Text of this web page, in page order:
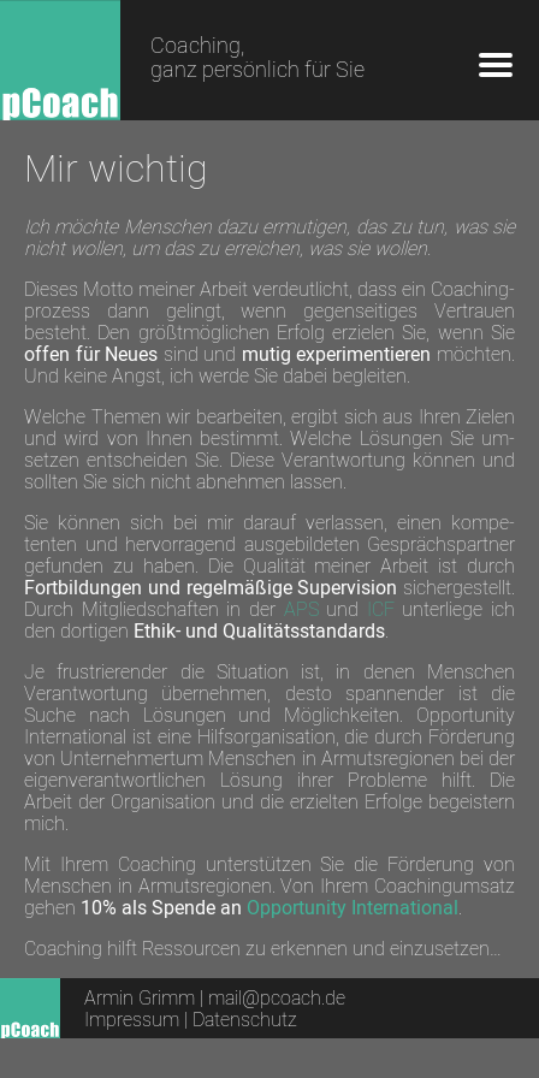
Coaching,
ganz persönlich für Sie
Mir wichtig
Ich möchte Menschen dazu ermutigen, das zu tun, was sie
nicht wollen, um das zu erreichen, was sie wollen.
Dieses Motto meiner Arbeit verdeutlicht, dass ein Coaching­
prozess dann gelingt, wenn gegen­seitiges Vertrauen
besteht. Den größt­möglichen Erfolg erzielen Sie, wenn Sie
offen für Neues sind und mutig experimen­tieren möchten.
Und keine Angst, ich werde Sie dabei begleiten.
Welche Themen wir bearbeiten, ergibt sich aus Ihren Zielen
und wird von Ihnen be­stimmt. Welche Lösungen Sie um­
setzen ent­scheiden Sie. Diese Ver­ant­wortung können und
sollten Sie sich nicht ab­nehmen lassen.
Sie können sich bei mir darauf verlassen, einen kompe­
tenten und hervor­ragend aus­gebildeten Gesprächs­partner
gefunden zu haben. Die Qualität meiner Arbeit ist durch
Fort­bildungen und regelmäßige Super­vision sichergestellt.
Durch Mit­glied­schaften in der APS und ICF unterliege ich
den dortigen Ethik- und Qualitäts­standards.
Je frustrierender die Situation ist, in denen Menschen
Verant­wortung über­nehmen, desto spannender ist die
Suche nach Lösungen und Möglich­keiten. Opportunity
International ist eine Hilfs­organisation, die durch Förderung
von Unternehmer­tum Menschen in Armuts­regionen bei der
eigen­verant­wort­lichen Lösung ihrer Probleme hilft. Die
Arbeit der Organisation und die erzielten Erfolge begeis­tern
mich.
Mit Ihrem Coaching unter­stützen Sie die Förderung von
Menschen in Armuts­regionen. Von Ihrem Coaching­umsatz
gehen 10% als Spende an Opportunity International.
Coaching hilft Ressourcen zu erkennen und einzusetzen…
Armin Grimm | mail@pcoach.de
Impressum | Datenschutz